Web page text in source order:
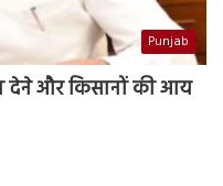
Punjab
देने और किसानों की आय